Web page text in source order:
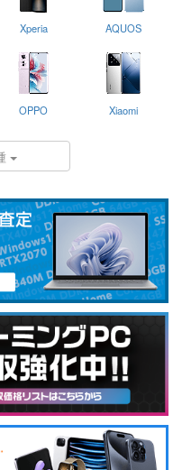
Xperia AQUOS
OPPO Xiaomi